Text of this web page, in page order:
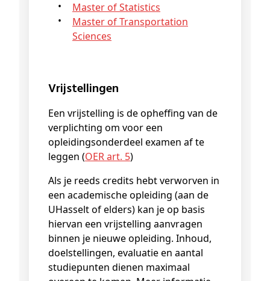
Master of Statistics
Master of Transportation
Sciences
Vrijstellingen
Een vrijstelling is de opheffing van de
verplichting om voor een
opleidingsonderdeel examen af te
leggen (OER art. 5)
Als je reeds credits hebt verworven in
een academische opleiding (aan de
UHasselt of elders) kan je op basis
hiervan een vrijstelling aanvragen
binnen je nieuwe opleiding. Inhoud,
doelstellingen, evaluatie en aantal
studiepunten dienen maximaal